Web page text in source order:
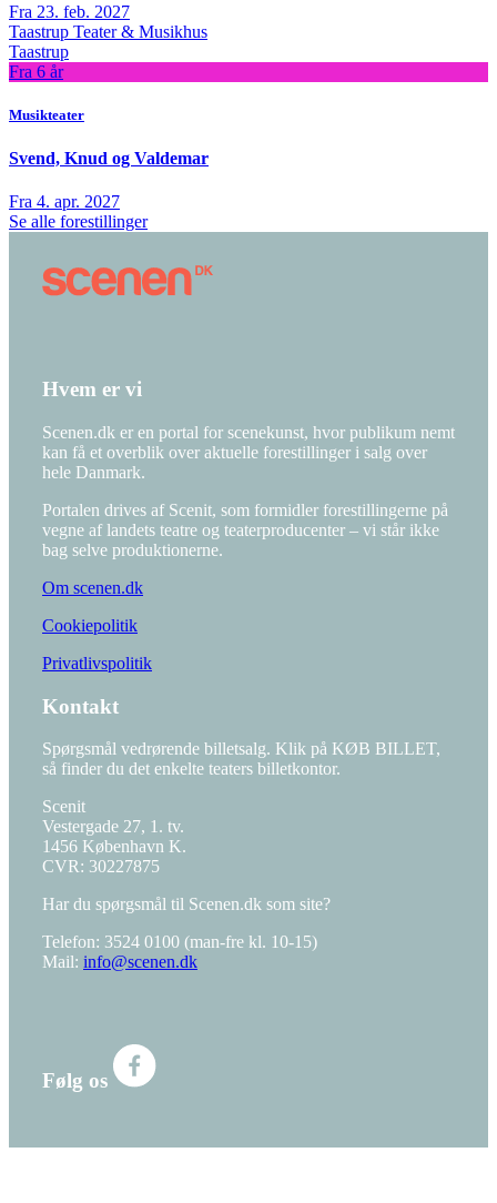
Fra 23. feb. 2027
Taastrup Teater & Musikhus
Taastrup
Fra 6 år
Musikteater
Svend, Knud og Valdemar
Fra 4. apr. 2027
Se alle forestillinger
Hvem er vi
Scenen.dk er en portal for scenekunst, hvor publikum nemt
kan få et overblik over aktuelle forestillinger i salg over
hele Danmark.
Portalen drives af Scenit, som formidler forestillingerne på
vegne af landets teatre og teaterproducenter – vi står ikke
bag selve produktionerne.
Om scenen.dk
Cookiepolitik
Privatlivspolitik
Kontakt
Spørgsmål vedrørende billetsalg. Klik på KØB BILLET,
så finder du det enkelte teaters billetkontor.
Scenit
Vestergade 27, 1. tv.
1456 København K.
CVR: 30227875
Har du spørgsmål til Scenen.dk som site?
Telefon: 3524 0100 (man-fre kl. 10-15)
Mail: info@scenen.dk
Følg os